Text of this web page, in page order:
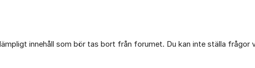
innehåll som bör tas bort från forumet. Du kan inte ställa frågor